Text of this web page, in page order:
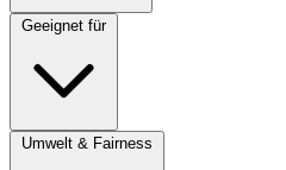
Geeignet für
Umwelt & Fairness